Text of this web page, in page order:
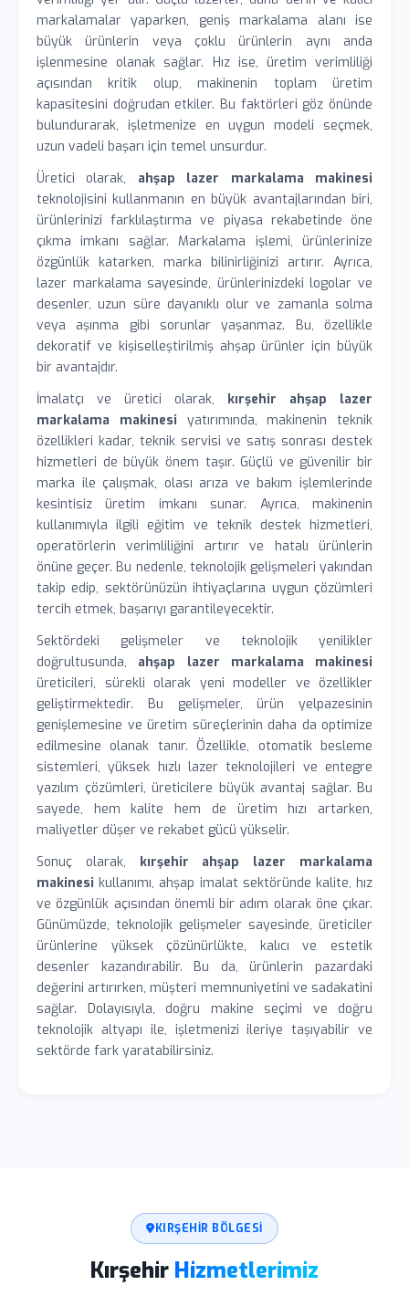
markalamalar yaparken, geniş markalama alanı ise
büyük ürünlerin veya çoklu ürünlerin aynı anda
işlenmesine olanak sağlar. Hız ise, üretim verimliliği
açısından kritik olup, makinenin toplam üretim
kapasitesini doğrudan etkiler. Bu faktörleri göz önünde
bulundurarak, işletmenize en uygun modeli seçmek,
uzun vadeli başarı için temel unsurdur.
Üretici olarak, ahşap lazer markalama makinesi
teknolojisini kullanmanın en büyük avantajlarından biri,
ürünlerinizi farklılaştırma ve piyasa rekabetinde öne
çıkma imkanı sağlar. Markalama işlemi, ürünlerinize
özgünlük katarken, marka bilinirliğinizi artırır. Ayrıca,
lazer markalama sayesinde, ürünlerinizdeki logolar ve
desenler, uzun süre dayanıklı olur ve zamanla solma
veya aşınma gibi sorunlar yaşanmaz. Bu, özellikle
dekoratif ve kişiselleştirilmiş ahşap ürünler için büyük
bir avantajdır.
İmalatçı ve üretici olarak, kırşehir ahşap lazer
markalama makinesi yatırımında, makinenin teknik
özellikleri kadar, teknik servisi ve satış sonrası destek
hizmetleri de büyük önem taşır. Güçlü ve güvenilir bir
marka ile çalışmak, olası arıza ve bakım işlemlerinde
kesintisiz üretim imkanı sunar. Ayrıca, makinenin
kullanımıyla ilgili eğitim ve teknik destek hizmetleri,
operatörlerin verimliliğini artırır ve hatalı ürünlerin
önüne geçer. Bu nedenle, teknolojik gelişmeleri yakından
takip edip, sektörünüzün ihtiyaçlarına uygun çözümleri
tercih etmek, başarıyı garantileyecektir.
Sektördeki gelişmeler ve teknolojik yenilikler
doğrultusunda, ahşap lazer markalama makinesi
üreticileri, sürekli olarak yeni modeller ve özellikler
geliştirmektedir. Bu gelişmeler, ürün yelpazesinin
genişlemesine ve üretim süreçlerinin daha da optimize
edilmesine olanak tanır. Özellikle, otomatik besleme
sistemleri, yüksek hızlı lazer teknolojileri ve entegre
yazılım çözümleri, üreticilere büyük avantaj sağlar. Bu
sayede, hem kalite hem de üretim hızı artarken,
maliyetler düşer ve rekabet gücü yükselir.
Sonuç olarak, kırşehir ahşap lazer markalama
makinesi kullanımı, ahşap imalat sektöründe kalite, hız
ve özgünlük açısından önemli bir adım olarak öne çıkar.
Günümüzde, teknolojik gelişmeler sayesinde, üreticiler
ürünlerine yüksek çözünürlükte, kalıcı ve estetik
desenler kazandırabilir. Bu da, ürünlerin pazardaki
değerini artırırken, müşteri memnuniyetini ve sadakatini
sağlar. Dolayısıyla, doğru makine seçimi ve doğru
teknolojik altyapı ile, işletmenizi ileriye taşıyabilir ve
sektörde fark yaratabilirsiniz.
KIRŞEHIR BÖLGESI
Kırşehir Hizmetlerimiz